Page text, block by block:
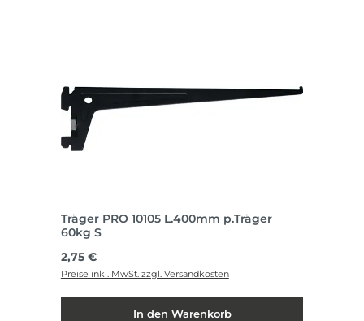
Träger PRO 10105 L.400mm p.Träger
60kg S
Regulärer Preis:
2,75 €
Preise inkl. MwSt. zzgl. Versandkosten
In den Warenkorb